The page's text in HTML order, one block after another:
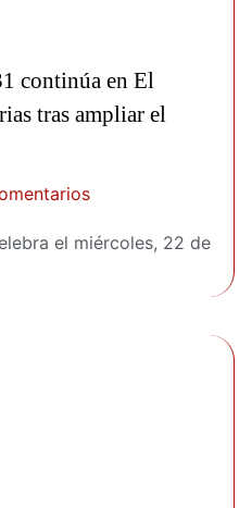
continúa en El
tras ampliar el
el miércoles, 22 de